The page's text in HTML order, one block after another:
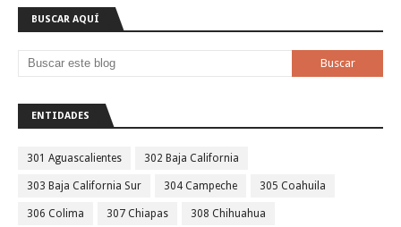
BUSCAR AQUÍ
ENTIDADES
301 Aguascalientes 302 Baja California
303 Baja California Sur 304 Campeche 305 Coahuila
306 Colima 307 Chiapas 308 Chihuahua